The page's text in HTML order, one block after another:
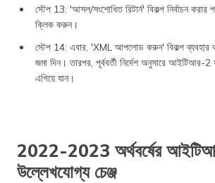
স্টেপ 13: 'আসল/সংশোধিত রিটার্ন' বিকল্প নির্বাচন করার
ক্লিক করুন।
স্টেপ 14: এবার, 'XML আপলোড করুন' বিকল্প ব্যবহার
জমা দিন। তারপর, পূর্ববর্তী নির্দেশ অনুসারে আইটিআর-
এগিয়ে যান।
2022-2023 অর্থবর্ষের
উল্লেখযোগ্য চেঞ্জ